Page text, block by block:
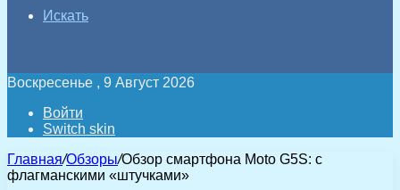
Искать
Воскресенье , 9 Август 2026
Войти
Switch skin
Главная/Обзоры/Обзор смартфона Moto G5S: с
флагманскими «штучками»